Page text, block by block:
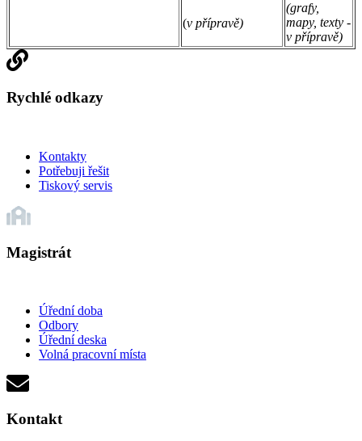
(v přípravě)
(grafy,
mapy, texty -
v přípravě)
Rychlé odkazy
Kontakty
Potřebuji řešit
Tiskový servis
Magistrát
Úřední doba
Odbory
Úřední deska
Volná pracovní místa
Kontakt